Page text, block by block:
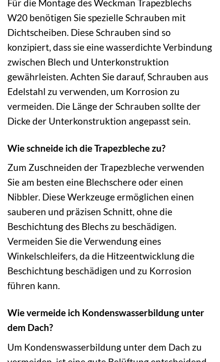
Für die Montage des Weckman Trapezblechs
W20 benötigen Sie spezielle Schrauben mit
Dichtscheiben. Diese Schrauben sind so
konzipiert, dass sie eine wasserdichte Verbindung
zwischen Blech und Unterkonstruktion
gewährleisten. Achten Sie darauf, Schrauben aus
Edelstahl zu verwenden, um Korrosion zu
vermeiden. Die Länge der Schrauben sollte der
Dicke der Unterkonstruktion angepasst sein.
Wie schneide ich die Trapezbleche zu?
Zum Zuschneiden der Trapezbleche verwenden
Sie am besten eine Blechschere oder einen
Nibbler. Diese Werkzeuge ermöglichen einen
sauberen und präzisen Schnitt, ohne die
Beschichtung des Blechs zu beschädigen.
Vermeiden Sie die Verwendung eines
Winkelschleifers, da die Hitzeentwicklung die
Beschichtung beschädigen und zu Korrosion
führen kann.
Wie vermeide ich Kondenswasserbildung unter
dem Dach?
Um Kondenswasserbildung unter dem Dach zu